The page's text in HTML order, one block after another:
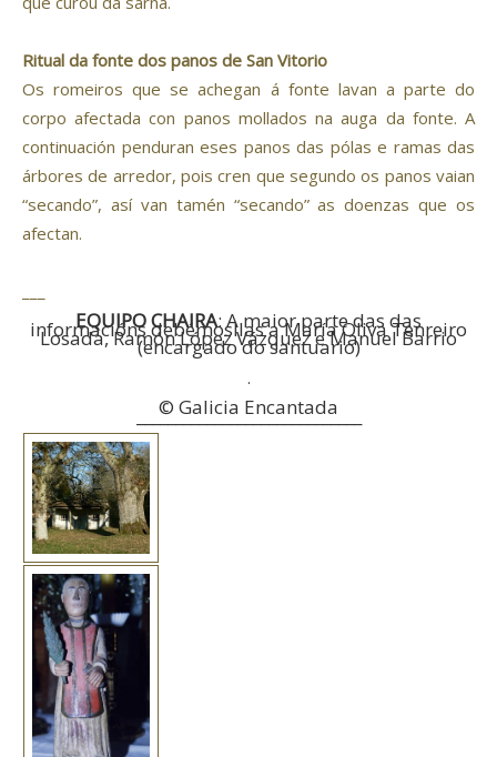
Ritual da fonte dos panos de San Vitorio
Os romeiros que se achegan á fonte lavan a parte do
corpo afectada con panos mollados na auga da fonte. A
continuación penduran eses panos das pólas e ramas das
árbores de arredor, pois cren que segundo os panos vaian
“secando”, así van tamén “secando” as doenzas que os
afectan.
EQUIPO CHAIRA: A maior parte das das
informacións debémosllas a María Oliva Tenreiro
Losada, Ramón López Vázquez e Manuel Barrio
(encargado do santuario)
.
© Galicia Encantada
_____________________________